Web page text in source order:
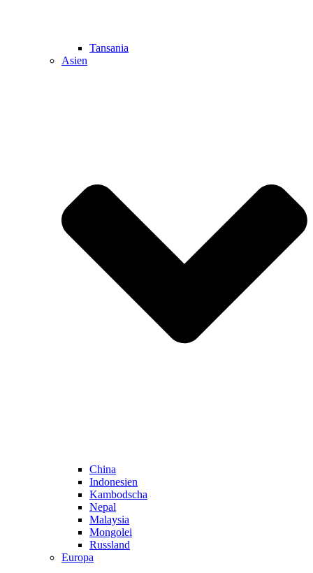
Tansania
Asien
China
Indonesien
Kambodscha
Nepal
Malaysia
Mongolei
Russland
Europa